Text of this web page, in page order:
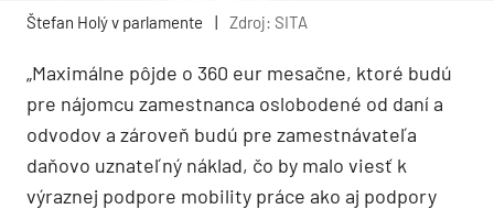
Štefan Holý v parlamente | Zdroj: SITA
„Maximálne pôjde o 360 eur mesačne, ktoré budú
pre nájomcu zamestnanca oslobodené od daní a
odvodov a zároveň budú pre zamestnávateľa
daňovo uznateľný náklad, čo by malo viesť k
výraznej podpore mobility práce ako aj podpory